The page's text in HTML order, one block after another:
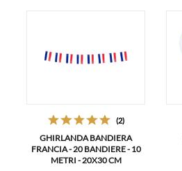
(2)
GHIRLANDA BANDIERA
FRANCIA - 20 BANDIERE - 10
METRI - 20X30 CM